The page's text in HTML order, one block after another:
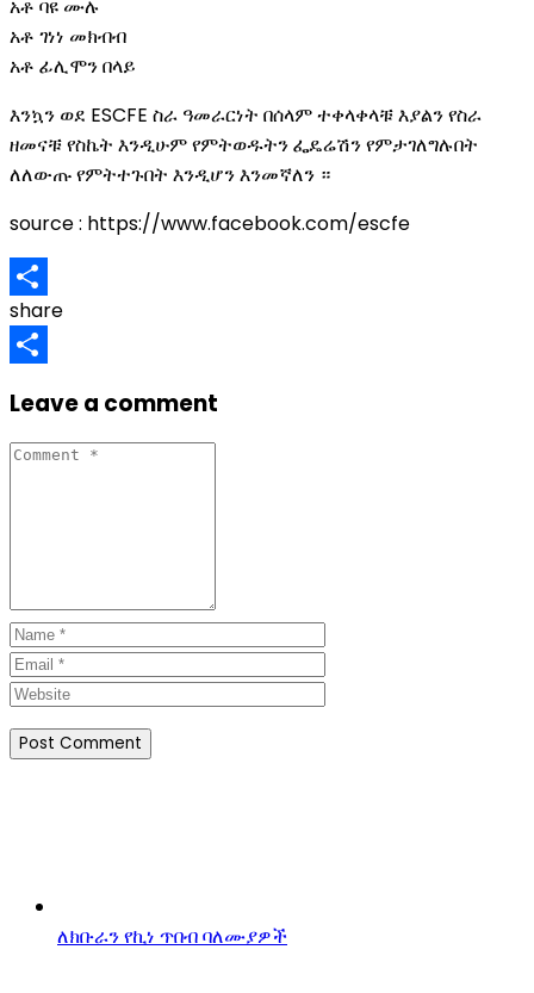
አቶ ባዩ ሙሉ
አቶ ገነነ መክብብ
አቶ ፊሊሞን በላይ
እንኳን ወደ ESCFE ስራ ዓመራርነት በሰላም ተቀላቀላቹ እያልን የስራ
ዘመናቹ የስኬት እንዲሁም የምትወዱትን ፌዴሬሽን የምታገለግሉበት
ለለውጡ የምትተጉበት እንዲሆን እንመኛለን ።
source : https://www.facebook.com/escfe
Share
share
Leave a comment
ለክቡራን የኪነ ጥበብ ባለሙያዎች